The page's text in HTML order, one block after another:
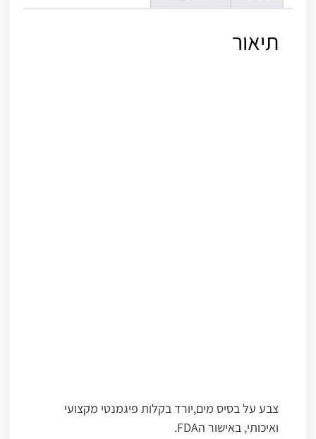
תיאור
צבע על בסיס מים,יורד בקלות פיגמנטי מקצועי
ואיכותי, באישור הFDA.